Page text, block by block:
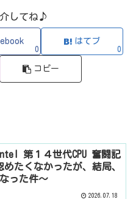
してね♪
0
はてブ
0
コピー
第１４世代CPU 奮闘記
めたくなかったが、結局、
った件〜
2026.07.18